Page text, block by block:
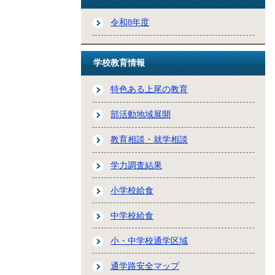
令和8年度
学校教育情報
特色ある上尾の教育
部活動地域展開
教育相談・就学相談
学力調査結果
小学校給食
中学校給食
小・中学校通学区域
通学路安全マップ